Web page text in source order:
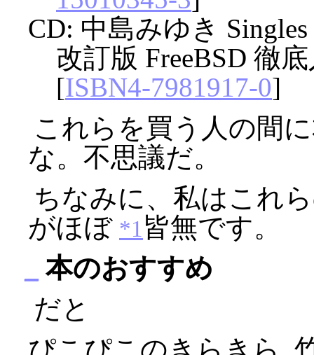
CD: 中島みゆき
改訂版 FreeBSD 徹
[ISBN4-7981917-0]
これらを買う人の間
な。不思議だ。
ちなみに、私はこれ
がほぼ *1皆無です。
本のおすすめ
だと